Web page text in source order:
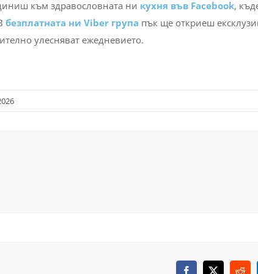
към здравословната ни кухня във Facebook,
безплатната ни Viber група пък ще откриеш
улесняват ежедневието.